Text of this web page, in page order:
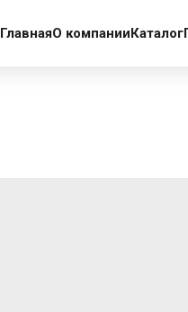
ГлавнаяО компанииКаталог